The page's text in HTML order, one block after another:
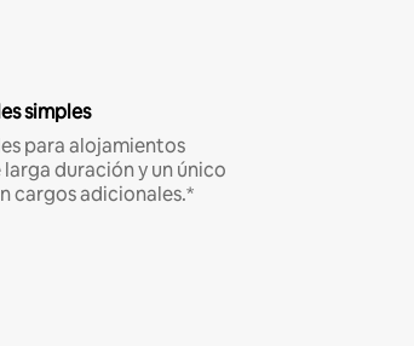
simples
para alojamientos
duración y un único
cargos adicionales.*